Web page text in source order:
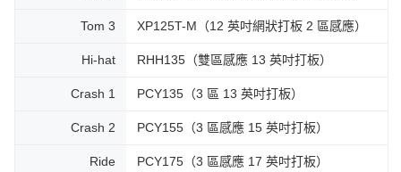
Tom 3 XP125T-M（12 英吋網狀打板 2 區感應）
Hi-hat RHH135（雙區感應 13 英吋打板）
Crash 1 PCY135（3 區 13 英吋打板）
Crash 2 PCY155（3 區感應 15 英吋打板）
Ride PCY175（3 區感應 17 英吋打板）